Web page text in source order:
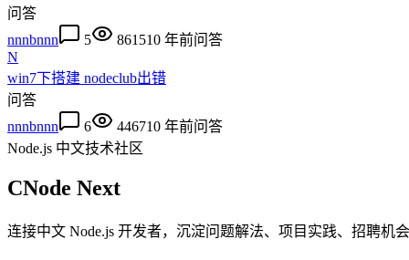
问答
nnnbnnn
5 861510 年前问答
N
win7下搭建 nodeclub出错
问答
nnnbnnn
6 446710 年前问答
Node.js 中文技术社区
CNode Next
连接中文 Node.js 开发者，沉淀问题解法、项目实践、招聘机会